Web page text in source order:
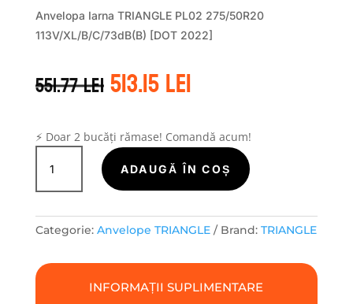
Anvelopa Iarna TRIANGLE PL02 275/50R20
113V/XL/B/C/73dB(B) [DOT 2022]
551.77leiPrețul
inițial
fost:
551.77 lei.
513.15leiPrețul
curent
513.15 lei.
⚡ Doar 2 bucăți rămase! Comandă acum!
Cantitate
TRIANGLE
SNOWLINK
275/50R20
ADAUGĂ ÎN COȘ
Categorie: Anvelope TRIANGLE Brand: TRIANGLE
INFORMAȚII SUPLIMENTARE